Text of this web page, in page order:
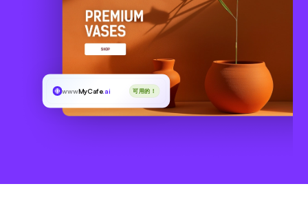
wwwMyCafe.ai 可用的！